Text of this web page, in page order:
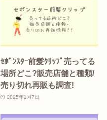
ｾﾎﾞﾝｽﾀｰ前髪ｸﾘｯﾌﾟ売ってる
場所どこ?販売店舗と種類/
売り切れ再販も調査!
2025年1月7日